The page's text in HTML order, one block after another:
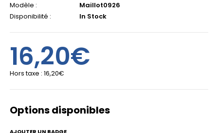
Modèle :
Maillot0926
Disponibilité :
In Stock
16,20€
Hors taxe : 16,20€
Options disponibles